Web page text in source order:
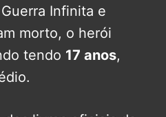
Infinita e
morto, o herói
tendo 17 anos,